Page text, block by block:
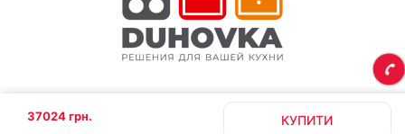
37024 грн. КУПИТИ